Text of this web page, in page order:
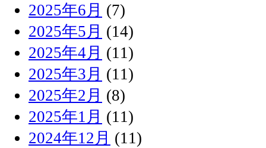
2025年6月 (7)
2025年5月 (14)
2025年4月 (11)
2025年3月 (11)
2025年2月 (8)
2025年1月 (11)
2024年12月 (11)